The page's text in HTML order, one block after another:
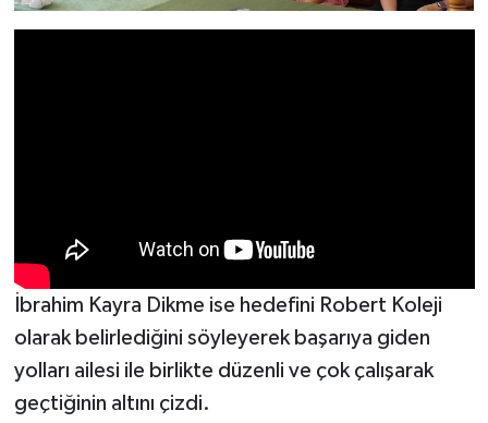
İbrahim Kayra Dikme ise hedefini Robert Koleji
olarak belirlediğini söyleyerek başarıya giden
yolları ailesi ile birlikte düzenli ve çok çalışarak
geçtiğinin altını çizdi.